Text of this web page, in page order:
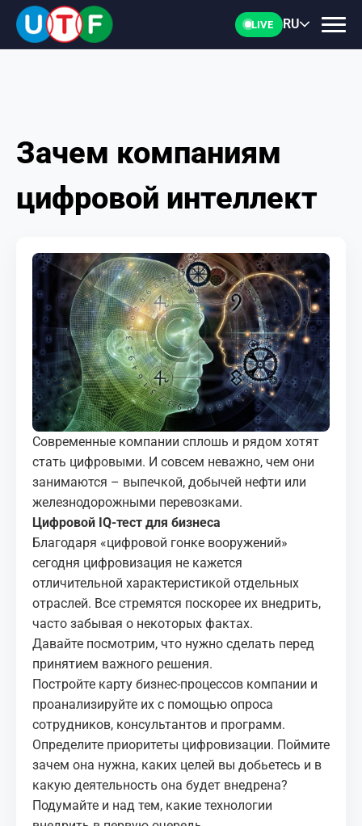
LIVE RU
ГЛАВНАЯ
ФТУ
ДОКУМЕНТЫ
ПЕРСОНАЛИИ
МЕДИА
КОРТЫ
КОНТАКТЫ
UZ-PIN
Зачем компаниям
цифровой интеллект
Современные компании сплошь и рядом хотят
стать цифровыми. И совсем неважно, чем они
занимаются – выпечкой, добычей нефти или
железнодорожными перевозками.
Цифровой IQ-тест для бизнеса
Благодаря «цифровой гонке вооружений»
сегодня цифровизация не кажется
отличительной характеристикой отдельных
отраслей. Все стремятся поскорее их внедрить,
часто забывая о некоторых фактах.
Давайте посмотрим, что нужно сделать перед
принятием важного решения.
Постройте карту бизнес-процессов компании и
проанализируйте их с помощью опроса
сотрудников, консультантов и программ.
Определите приоритеты цифровизации. Поймите
зачем она нужна, каких целей вы добьетесь и в
какую деятельность она будет внедрена?
Подумайте и над тем, какие технологии